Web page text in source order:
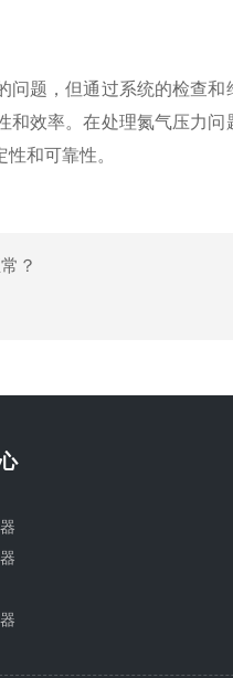
，但通过系统的检查和
效率。在处理氮气压力
和可靠性。
？